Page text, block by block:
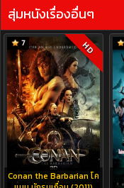
สุ่มหนังเรื่องอื่นๆ
Conan the Barbarian โค
7 HD